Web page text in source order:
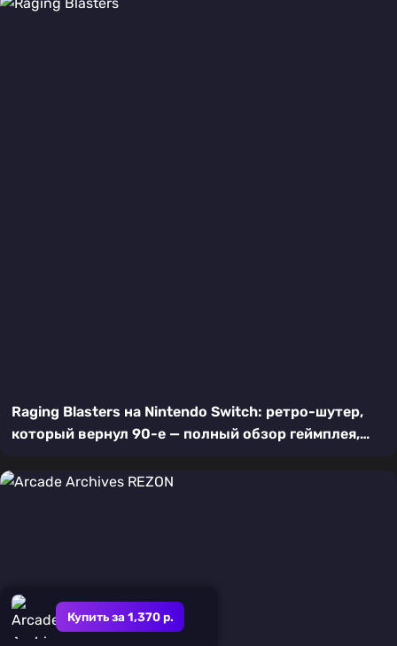
Купить за 1,370 р.
Raging Blasters на Nintendo Switch: ретро-шутер,
который вернул 90-е — полный обзор геймплея,